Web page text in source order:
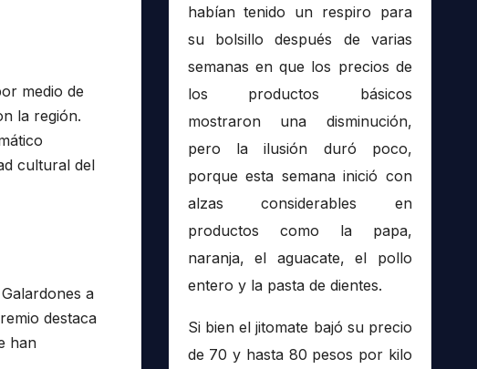
medio de
la región.
cultural del
a
destaca
han
habían tenido un respiro para
su bolsillo después de varias
semanas en que los precios de
los productos básicos
mostraron una disminución,
pero la ilusión duró poco,
porque esta semana inició con
alzas considerables en
productos como la papa,
naranja, el aguacate, el pollo
entero y la pasta de dientes.
Si bien el jitomate bajó su precio
de 70 y hasta 80 pesos por kilo